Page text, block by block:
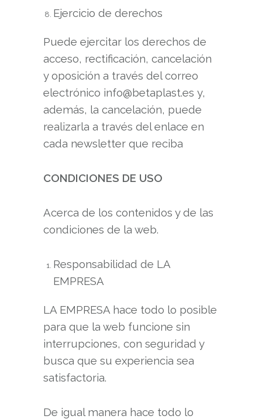
Ejercicio de derechos
Puede ejercitar los derechos de
acceso, rectificación, cancelación
y oposición a través del correo
electrónico info@betaplast.es y,
además, la cancelación, puede
realizarla a través del enlace en
cada newsletter que reciba
CONDICIONES DE USO
Acerca de los contenidos y de las
condiciones de la web.
Responsabilidad de LA
EMPRESA
LA EMPRESA hace todo lo posible
para que la web funcione sin
interrupciones, con seguridad y
busca que su experiencia sea
satisfactoria.
De igual manera hace todo lo